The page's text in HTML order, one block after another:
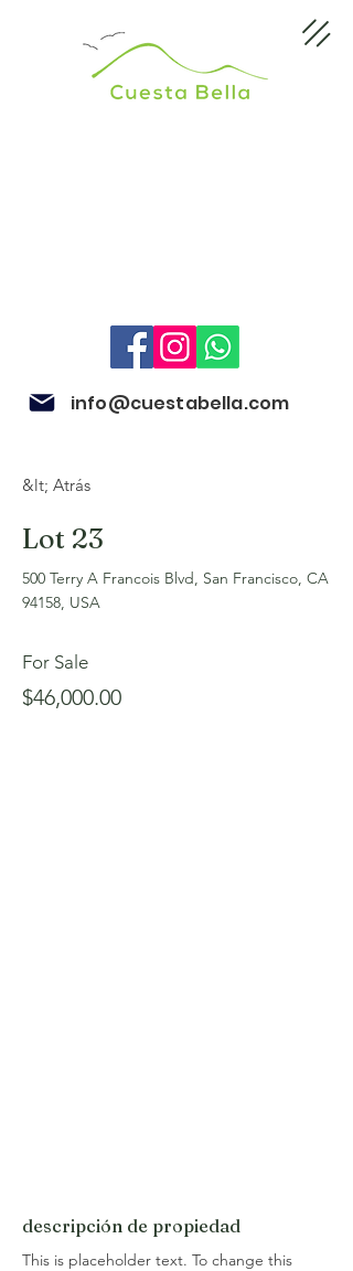
info@cuestabella.com
505 8679 3007
&lt; Atrás
Lot 23
500 Terry A Francois Blvd, San Francisco, CA
94158, USA
For Sale
$46,000.00
descripción de propiedad
This is placeholder text. To change this